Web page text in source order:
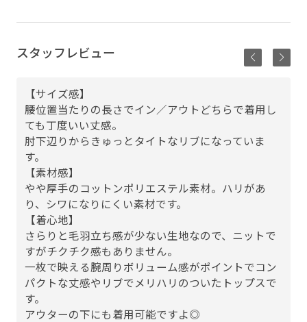
スタッフレビュー
【サイズ感】
腰位置当たりの長さでイン／アウトどちらで着用し
ても丁度いい丈感。
肘下辺りからきゅっとタイトなリブになっていま
す。
【素材感】
やや厚手のコットンポリエステル素材。ハリがあ
り、シワになりにくい素材です。
【着心地】
さらりと毛羽立ち感が少ない生地なので、ニットで
すがチクチク感もありません。
一枚で映える腕周りボリューム感がポイントでコン
パクトな丈感やリブでメリハリのついたトップスで
す。
アウターの下にも着用可能ですよ◎